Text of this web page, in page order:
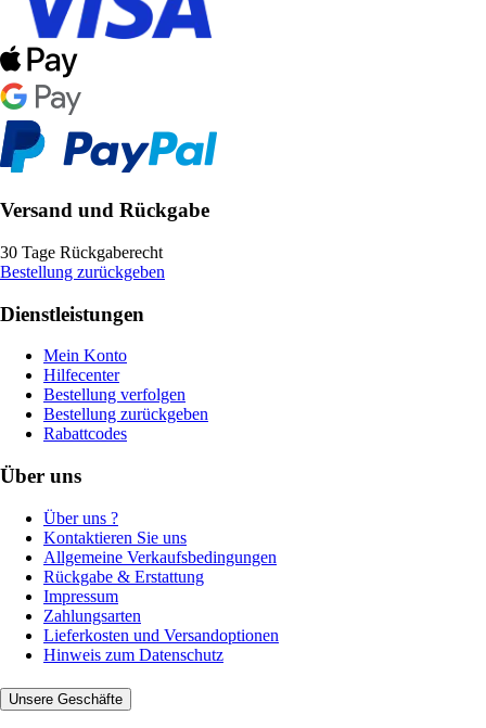
Versand und Rückgabe
30 Tage Rückgaberecht
Bestellung zurückgeben
Dienstleistungen
Mein Konto
Hilfecenter
Bestellung verfolgen
Bestellung zurückgeben
Rabattcodes
Über uns
Über uns ?
Kontaktieren Sie uns
Allgemeine Verkaufsbedingungen
Rückgabe & Erstattung
Impressum
Zahlungsarten
Lieferkosten und Versandoptionen
Hinweis zum Datenschutz
Unsere Geschäfte